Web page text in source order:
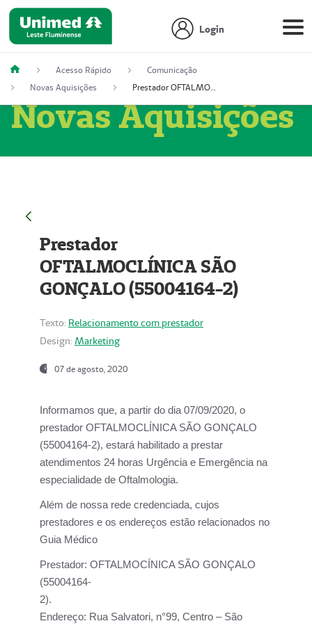
Login
Acesso Rápido
Comunicação
Novas Aquisições
Prestador OFTALMOCLÍNICA SÃO GONÇALO (55004164-2)
Novas Aquisições
Prestador
OFTALMOCLÍNICA SÃO
GONÇALO (55004164-2)
Texto: Relacionamento com prestador
Design: Marketing
07 de agosto, 2020
Informamos que, a partir do dia 07/09/2020, o
prestador OFTALMOCLÍNICA SÃO GONÇALO
(55004164-2), estará habilitado a prestar
atendimentos 24 horas Urgência e Emergência na
especialidade de Oftalmologia.
Além de nossa rede credenciada, cujos
prestadores e os endereços estão relacionados no
Guia Médico
Prestador: OFTALMOCÍNICA SÃO GONÇALO
(55004164-
2).
Endereço: Rua Salvatori, n°99, Centro – São